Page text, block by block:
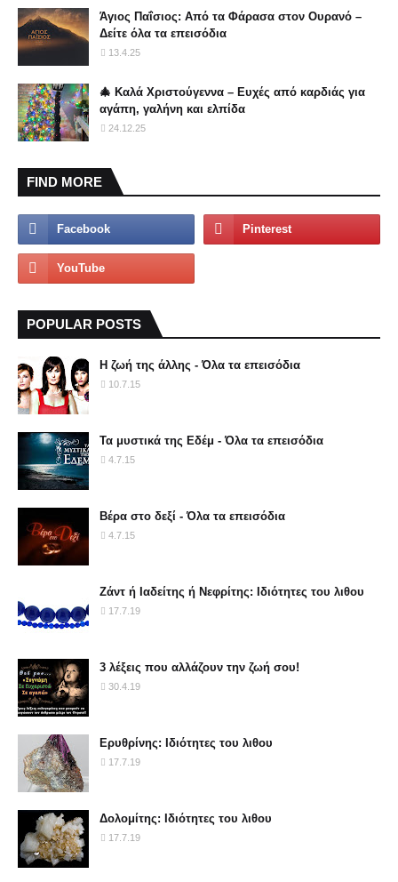
Άγιος Παΐσιος: Από τα Φάρασα στον Ουρανό –
Δείτε όλα τα επεισόδια
13.4.25
🎄 Καλά Χριστούγεννα – Ευχές από καρδιάς για
αγάπη, γαλήνη και ελπίδα
24.12.25
FIND MORE
POPULAR POSTS
Η ζωή της άλλης - Όλα τα επεισόδια
10.7.15
Τα μυστικά της Εδέμ - Όλα τα επεισόδια
4.7.15
Βέρα στο δεξί - Όλα τα επεισόδια
4.7.15
Ζάντ ή Ιαδείτης ή Νεφρίτης: Ιδιότητες του λιθου
17.7.19
3 λέξεις που αλλάζουν την ζωή σου!
30.4.19
Ερυθρίνης: Ιδιότητες του λιθου
17.7.19
Δολομίτης: Ιδιότητες του λιθου
17.7.19